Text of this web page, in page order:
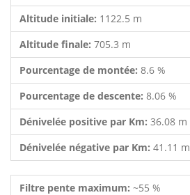
Altitude initiale: 1122.5 m
Altitude finale: 705.3 m
Pourcentage de montée: 8.6 %
Pourcentage de descente: 8.06 %
Dénivelée positive par Km: 36.08 m
Dénivelée négative par Km: 41.11 m
Filtre pente maximum: ~55 %